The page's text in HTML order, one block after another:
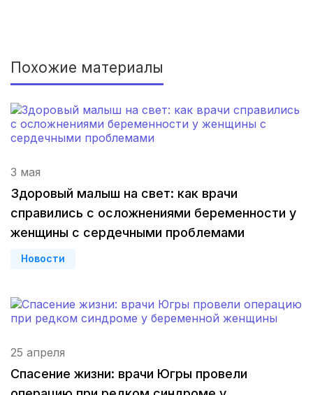
Похожие материалы
3 мая
Здоровый малыш на свет: как врачи
справились с осложнениями беременности у
женщины с сердечными проблемами
Новости
25 апреля
Спасение жизни: врачи Югры провели
Владикавказ(4 роддома)
Калининград
Мурманск(3 роддома)
Рязань (3 роддома)
Орел(3 роддома)
Курган
Тамбов (3 роддома)
Архангельск
Севастополь(3 роддома)